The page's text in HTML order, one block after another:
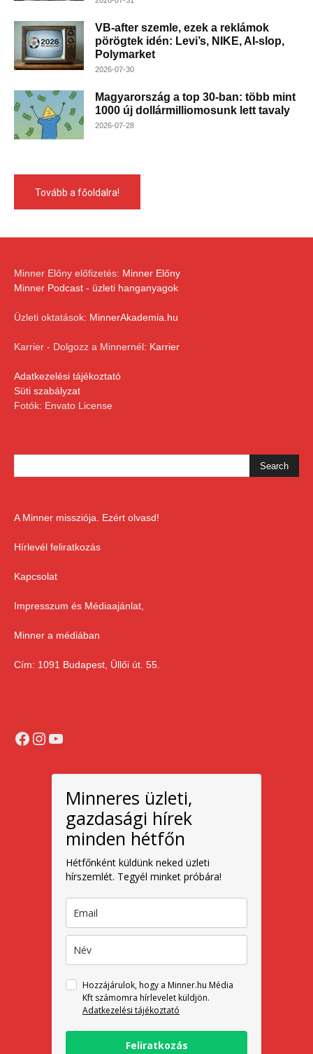
VB-after szemle, ezek a reklámok
pörögtek idén: Levi’s, NIKE, AI-slop,
Polymarket
2026-07-30
Magyarország a top 30-ban: több mint
1000 új dollármilliomosunk lett tavaly
2026-07-28
Tovább a főoldalra!
Minner Előny előfizetés: Minner Előny
Minner Podcast - üzleti hanganyagok
Üzleti oktatások: MinnerAkademia.hu
Karrier - Dolgozz a Minnernél: Karrier
Adatkezelési tájékoztató
Süti szabályzat
Fotók: Envato License
A Minner missziója. Ezért olvasd!
Hírlevél feliratkozás
Kapcsolat
Impresszum és Médiaajánlat,
Minner a médiában
Cím: 1091 Budapest, Üllői út. 55.
Facebook
Instagram
YouTube
Minneres üzleti,
gazdasági hírek
minden hétfőn
Hétfőnként küldünk neked üzleti
hírszemlét. Tegyél minket próbára!
Hozzájárulok, hogy a Minner.hu Média
Kft számomra hírlevelet küldjön.
Adatkezelési tájékoztató
Feliratkozás